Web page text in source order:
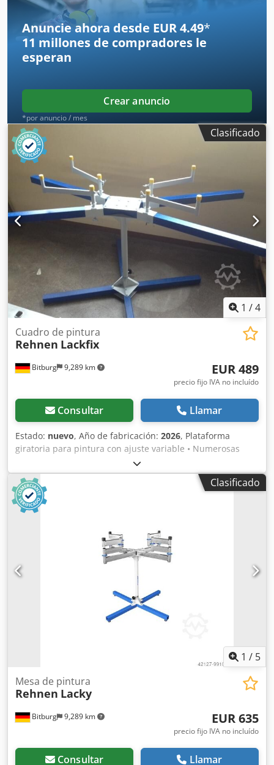
instalaciones. Dkodozpzqtepfx Ahmer Se permite la
inspección.
Anuncie ahora desde EUR 4.49*
11 millones de compradores le
esperan
Crear anuncio
*por anuncio / mes
Clasificado
1 /4
Bitburg 9,289 km
Cuadro de pintura
Rehnen Lackfix
EUR 489
precio fijo IVA no incluído
Consultar Llamar
Estado: nuevo, Año de fabricación: 2026, Plataforma
giratoria para pintura con ajuste variable • Numerosas
posibilidades de ajuste para piezas pequeñas y grandes
de material sólido • Estable • Puede ser operada por una
sola persona, es giratoria y cuenta con brazos extensibles
fijos y brazos oscilantes ajustables • Altura ajustable Datos
técnicos: Longitud: máx. 1850 mm Dkedpfx Ajbzmagehmsr
carga: 300 kg Producto de alta calidad Puede ser enviado
por nosotros a través de UPS. Deberá ser ensamblado
posteriormente. Ubicación: Almacén de Bitburg
Clasificado
1 / 5
Bitburg 9,289 km
Mesa de pintura
Rehnen Lacky
EUR 635
precio fijo IVA no incluído
Consultar Llamar